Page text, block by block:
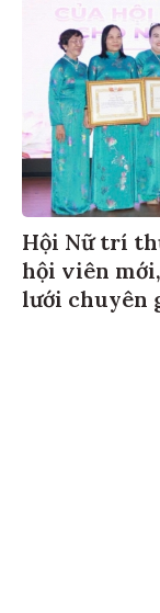
Hội Nữ trí
hội viên
lưới chuyên